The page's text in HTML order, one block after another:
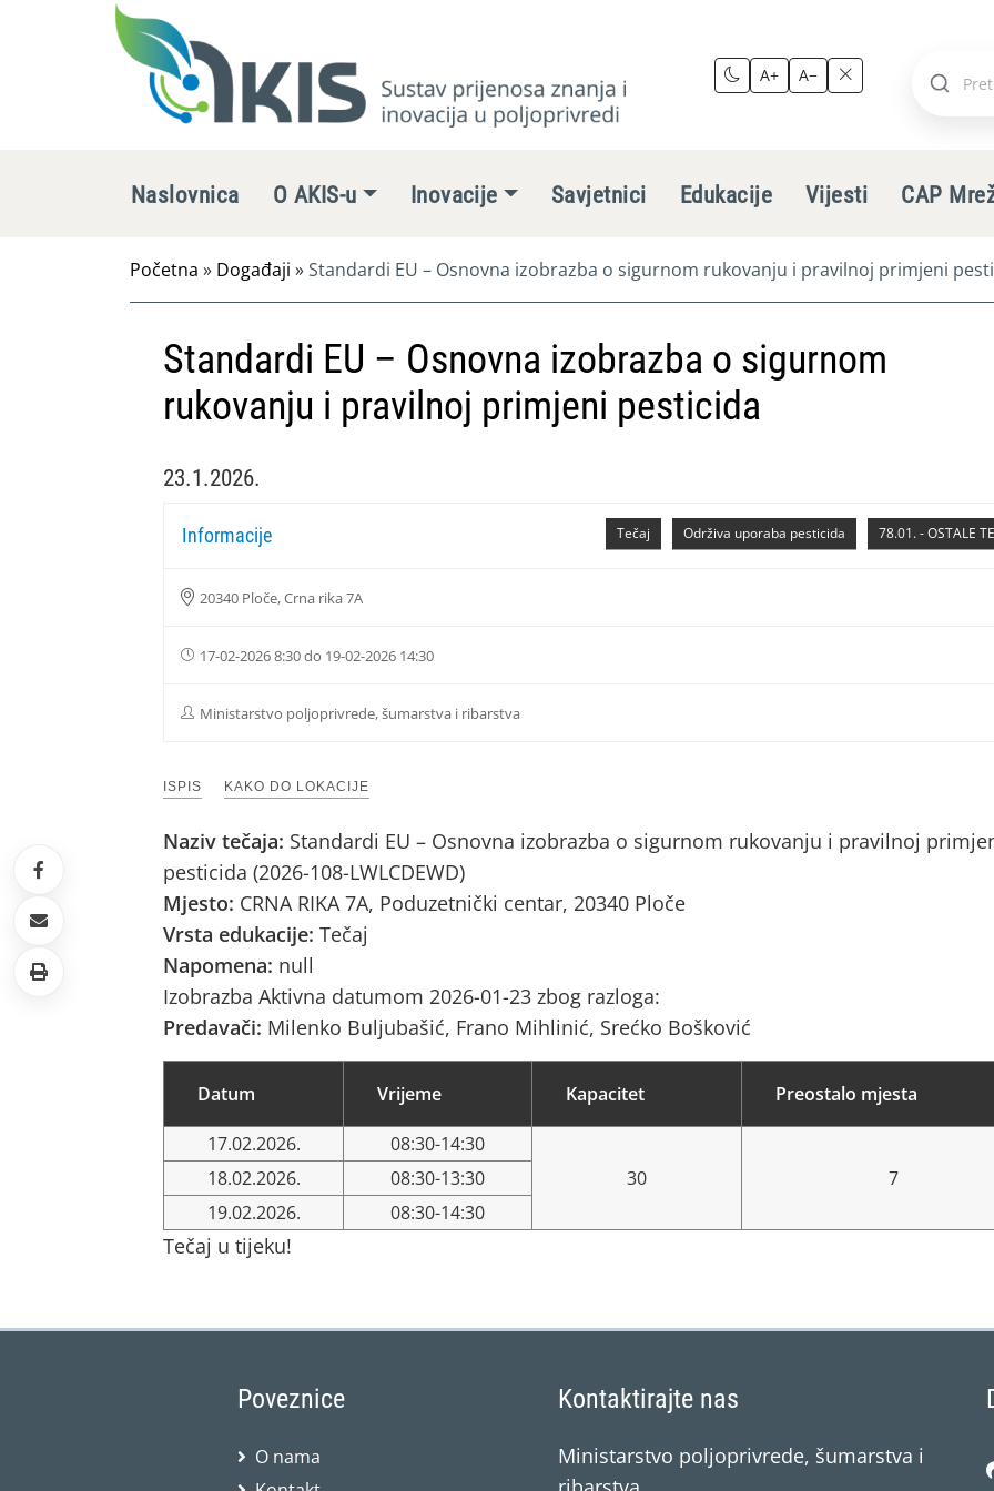
A+ A−
Pretraži
Naslovnica O AKIS-u Inovacije Savjetnici Edukacije Vijesti CAP
Početna » Događaji »Standardi EU – Osnovna izobrazba o sigurnom rukovanju i pravilnoj primjeni
Standardi EU – Osnovna izobrazba o sigurnom
rukovanju i pravilnoj primjeni pesticida
23.1.2026.
78.01. - OSTALE
Održiva uporaba pesticida
Tečaj
Informacije
20340 Ploče, Crna rika 7A
17-02-2026 8:30 do 19-02-2026 14:30
Ministarstvo poljoprivrede, šumarstva i ribarstva
ISPIS KAKO DO LOKACIJE
Naziv tečaja: Standardi EU – Osnovna izobrazba o sigurnom rukovanju i pravilnoj
pesticida (2026-108-LWLCDEWD)
Mjesto: CRNA RIKA 7A, Poduzetnički centar, 20340 Ploče
Vrsta edukacije: Tečaj
Napomena: null
Izobrazba Aktivna datumom 2026-01-23 zbog razloga:
Predavači: Milenko Buljubašić, Frano Mihlinić, Srećko Bošković
Datum Vrijeme Kapacitet Preostalo mjesta
17.02.2026.
08:30-14:30
30
7
18.02.2026.
08:30-13:30
19.02.2026.
08:30-14:30
Tečaj u tijeku!
Poveznice
O nama
Kontaktirajte nas
Ministarstvo poljoprivrede, šumarstva i